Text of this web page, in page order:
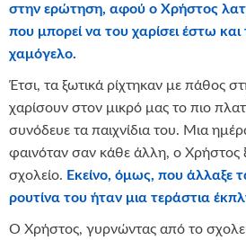
στην ερώτηση, αφού ο Χρήστος
που μπορεί να του χαρίσει έστω και
χαμόγελο.
Έτσι, τα ξωτικά ρίχτηκαν με πάθος
χαρίσουν στον μικρό μας το πιο
συνόδευε τα παιχνίδια του. Μια
φαινόταν σαν κάθε άλλη, ο Χρήστος
σχολείο. Εκείνο, όμως, που άλλαξε
ρουτίνα του ήταν μια τεράστια
Ο Χρήστος, γυρνώντας από το